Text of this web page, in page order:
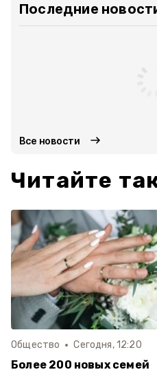
Последние
Все новости
Читайте
Общество Сегодня, 12:20
Более 200 новых семей